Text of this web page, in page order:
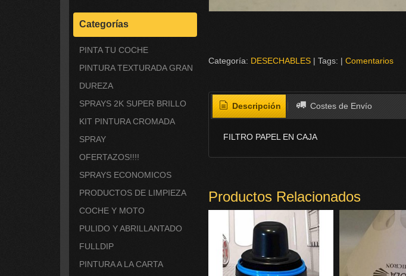
Categorías
PINTA TU COCHE
PINTURA TEXTURADA GRAN
DUREZA
SPRAYS 2K SUPER BRILLO
KIT PINTURA CROMADA
SPRAY
OFERTAZOS!!!!
SPRAYS ECONOMICOS
PRODUCTOS DE LIMPIEZA
COCHE Y MOTO
PULIDO Y ABRILLANTADO
FULLDIP
PINTURA A LA CARTA
Categoría: DESECHABLES| Tags: | Comentarios
Descripción Costes de Envío
FILTRO PAPEL EN CAJA
Productos Relacionados